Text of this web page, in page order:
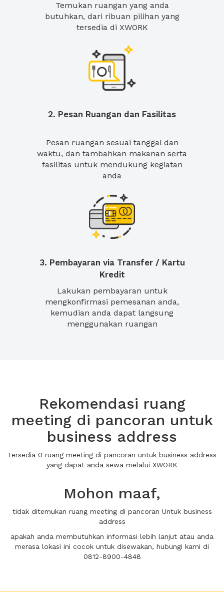
Temukan ruangan yang anda
butuhkan, dari ribuan pilihan yang
tersedia di XWORK
2. Pesan Ruangan dan Fasilitas
Pesan ruangan sesuai tanggal dan
waktu, dan tambahkan makanan serta
fasilitas untuk mendukung kegiatan
anda
3. Pembayaran via Transfer / Kartu
Kredit
Lakukan pembayaran untuk
mengkonfirmasi pemesanan anda,
kemudian anda dapat langsung
menggunakan ruangan
Rekomendasi ruang
meeting di pancoran untuk
business address
Tersedia 0 ruang meeting di pancoran untuk business address
yang dapat anda sewa melalui XWORK
Mohon maaf,
tidak ditemukan ruang meeting di pancoran Untuk business
address
apakah anda membutuhkan informasi lebih lanjut atau anda
merasa lokasi ini cocok untuk disewakan, hubungi kami di
0812-8900-4848